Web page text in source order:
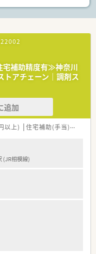
、子育て中のスタッフや
互いに助け合って活躍し
幅広い年代の薬剤師が在
ルに合わせて勤務していま
る職場です。
宅補助精度有≫神奈川
トアチェーン｜調剤ス
追加
以上) 住宅補助(手当)あり
(JR相模線)